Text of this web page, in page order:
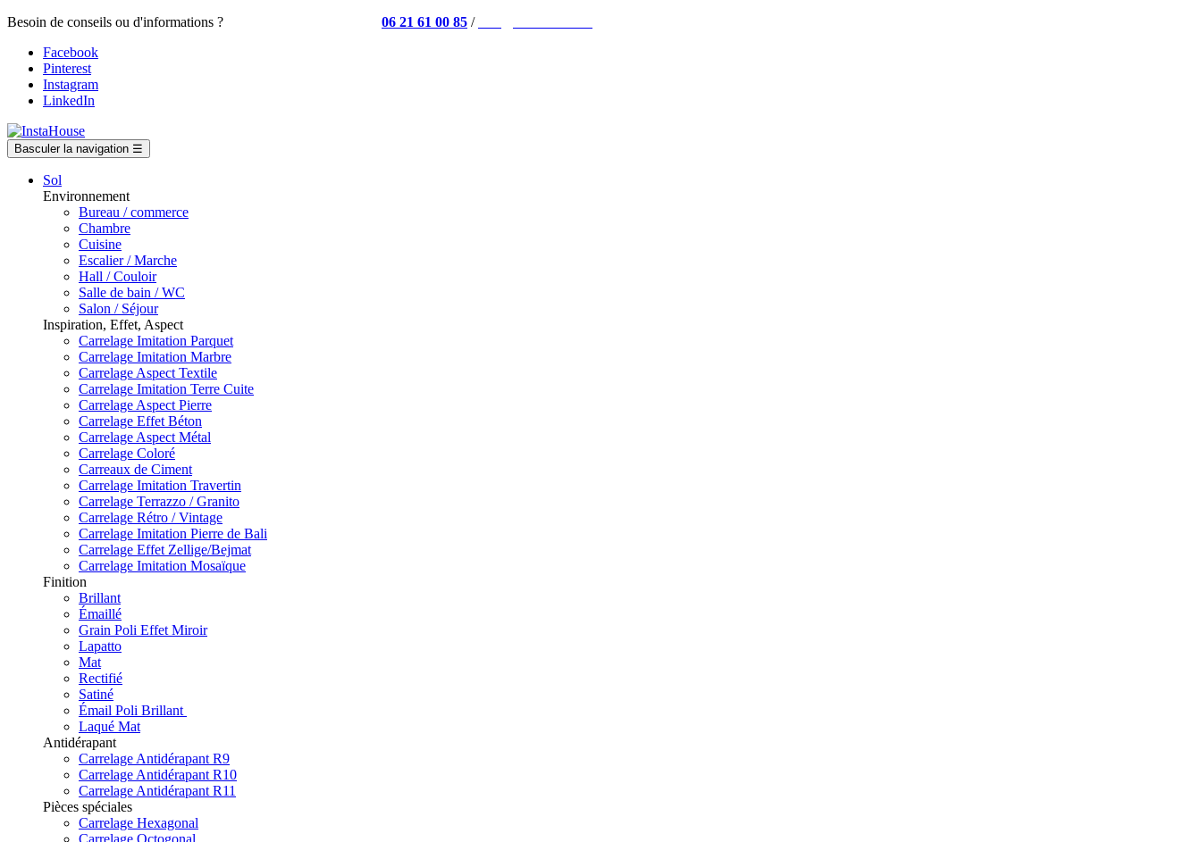
Besoin de conseils ou d'informations ? 06 21 61 00 85 /
Facebook
Pinterest
Instagram
LinkedIn
Basculer la navigation ☰
Sol
Environnement
Bureau / commerce
Chambre
Cuisine
Escalier / Marche
Hall / Couloir
Salle de bain / WC
Salon / Séjour
Inspiration, Effet, Aspect
Carrelage Imitation Parquet
Carrelage Imitation Marbre
Carrelage Aspect Textile
Carrelage Imitation Terre Cuite
Carrelage Aspect Pierre
Carrelage Effet Béton
Carrelage Aspect Métal
Carrelage Coloré
Carreaux de Ciment
Carrelage Imitation Travertin
Carrelage Terrazzo / Granito
Carrelage Rétro / Vintage
Carrelage Imitation Pierre de Bali
Carrelage Effet Zellige/Bejmat
Carrelage Imitation Mosaïque
Finition
Brillant
Émaillé
Grain Poli Effet Miroir
Lapatto
Mat
Rectifié
Satiné
Émail Poli Brillant
Laqué Mat
Antidérapant
Carrelage Antidérapant R9
Carrelage Antidérapant R10
Carrelage Antidérapant R11
Pièces spéciales
Carrelage Hexagonal
Carrelage Octogonal